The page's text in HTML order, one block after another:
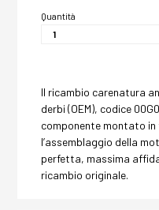
Quantità
Il ricambio carenatura
derbi (OEM), codice
componente montato
l’assemblaggio della
perfetta, massima
ricambio originale.